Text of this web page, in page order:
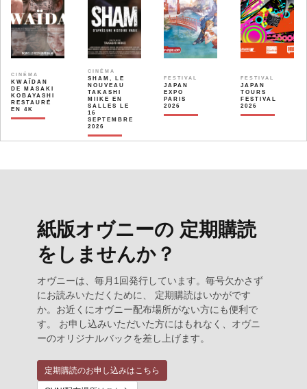
CINÉMA
KWAÏDAN
DE MASAKI
KOBAYASHI
RESTAURÉ
EN 4K
CINÉMA
SHAM, LE
NOUVEAU
TAKASHI
MIIKE EN
SALLES LE
16
SEPTEMBRE
2026
FESTIVAL
JAPAN
EXPO
PARIS
2026
FESTIVAL
JAPAN
TOURS
FESTIVAL
2026
紙版オヴニーの 定期購読
をしませんか？
オヴニーは、毎月1回発行しています。毎号欠かさず
にお読みいただくために、 定期購読はいかがです
か。お近くにオヴニー配布場所がない方にも便利で
す。 お申し込みいただいた方にはもれなく、オヴニ
ーのオリジナルバックを差し上げます。
定期購読のお申し込みはこちら